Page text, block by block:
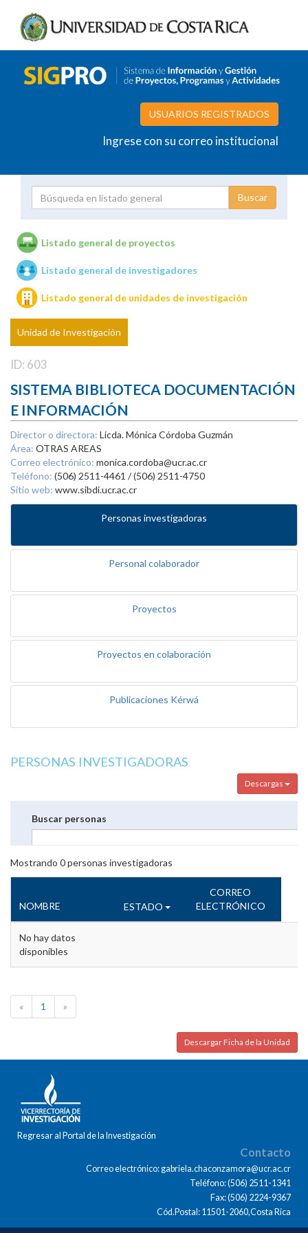
USUARIOS REGISTRADOS
Ingrese con su correo institucional
Unidades de investigación
Listado general de proyectos
Listado general de investigadores
Listado general de unidades de investigación
Unidad de Investigación
ID: 603
SISTEMA BIBLIOTECA DOCUMENTACIÓN
E INFORMACIÓN
Director o directora: Licda. Mónica Córdoba Guzmán
Área: OTRAS AREAS
Correo electrónico: monica.cordoba@ucr.ac.cr
Teléfono: (506) 2511-4461 / (506) 2511-4750
Sitio web: www.sibdi.ucr.ac.cr
Personas investigadoras
Personal colaborador
Proyectos
Proyectos en colaboración
Publicaciones Kérwá
PERSONAS INVESTIGADORAS
Descargas
Buscar personas
Mostrando 0personas investigadoras
NOMBRE ESTADO
CORREO
ELECTRÓNICO
No hay datos
disponibles
« 1 »
Descargar Ficha de la Unidad
Regresar al Portal de la Investigación
Contacto
Correo electrónico: gabriela.chaconzamora@ucr.ac.cr
Teléfono: (506) 2511-1341
Fax: (506) 2224-9367
Cód.Postal: 11501-2060,Costa Rica